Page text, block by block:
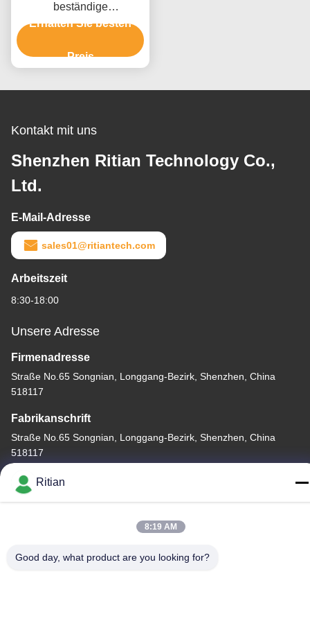
beständige
Fensterglasschutzfolie
PE-Schutzfolie
Erhalten Sie besten
Preis
Kontakt mit uns
Shenzhen Ritian Technology Co.,
Ltd.
E-Mail-Adresse
sales01@ritiantech.com
Arbeitszeit
8:30-18:00
Unsere Adresse
Firmenadresse
Straße No.65 Songnian, Longgang-Bezirk, Shenzhen, China
518117
Fabrikanschrift
Straße No.65 Songnian, Longgang-Bezirk, Shenzhen, China
518117
TelefonRitian
8:19 AM
Good day, what product are you looking for?